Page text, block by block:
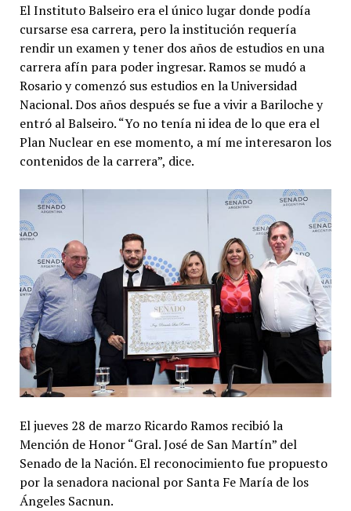
El Instituto Balseiro era el único lugar donde podía
cursarse esa carrera, pero la institución requería
rendir un examen y tener dos años de estudios en una
carrera afín para poder ingresar. Ramos se mudó a
Rosario y comenzó sus estudios en la Universidad
Nacional. Dos años después se fue a vivir a Bariloche y
entró al Balseiro. “Yo no tenía ni idea de lo que era el
Plan Nuclear en ese momento, a mí me interesaron los
contenidos de la carrera”, dice.
El jueves 28 de marzo Ricardo Ramos recibió la
Mención de Honor “Gral. José de San Martín” del
Senado de la Nación. El reconocimiento fue propuesto
por la senadora nacional por Santa Fe María de los
Ángeles Sacnun.